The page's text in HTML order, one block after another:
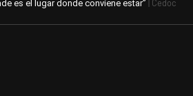
es el lugar donde conviene estar” | Cedoc